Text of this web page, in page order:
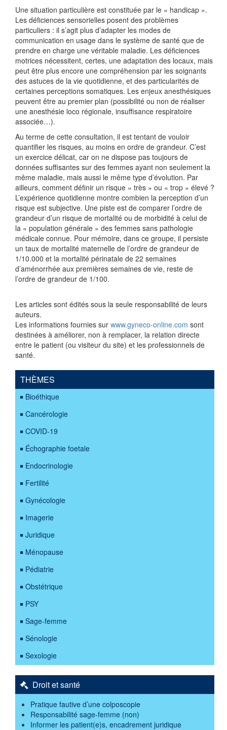
Une situation particulière est constituée par le « handicap ».
Les déficiences sensorielles posent des problèmes
particuliers : il s’agit plus d’adapter les modes de
communication en usage dans le système de santé que de
prendre en charge une véritable maladie. Les déficiences
motrices nécessitent, certes, une adaptation des locaux, mais
peut être plus encore une compréhension par les soignants
des astuces de la vie quotidienne, et des particularités de
certaines perceptions somatiques. Les enjeux anesthésiques
peuvent être au premier plan (possibilité ou non de réaliser
une anesthésie loco régionale, insuffisance respiratoire
associée…).
Au terme de cette consultation, il est tentant de vouloir
quantifier les risques, au moins en ordre de grandeur. C’est
un exercice délicat, car on ne dispose pas toujours de
données suffisantes sur des femmes ayant non seulement la
même maladie, mais aussi le même type d’évolution. Par
ailleurs, comment définir un risque « très » ou « trop » élevé ?
L’expérience quotidienne montre combien la perception d’un
risque est subjective. Une piste est de comparer l’ordre de
grandeur d’un risque de mortalité ou de morbidité à celui de
la « population générale » des femmes sans pathologie
médicale connue. Pour mémoire, dans ce groupe, il persiste
un taux de mortalité maternelle de l’ordre de grandeur de
1/10.000 et la mortalité périnatale de 22 semaines
d’aménorrhée aux premières semaines de vie, reste de
l’ordre de grandeur de 1/100.
Les articles sont édités sous la seule responsabilité de leurs
auteurs.
Les informations fournies sur www.gyneco-online.com sont
destinées à améliorer, non à remplacer, la relation directe
entre le patient (ou visiteur du site) et les professionnels de
santé.
THÈMES
Bioéthique
Cancérologie
COVID-19
Échographie foetale
Endocrinologie
Fertilité
Gynécologie
Imagerie
Juridique
Ménopause
Pédiatrie
Obstétrique
PSY
Sage-femme
Sénologie
Sexologie
Droit et santé
Pratique fautive d’une colposcopie
Responsabilité sage-femme (non)
Informer les patient(e)s, encadrement juridique